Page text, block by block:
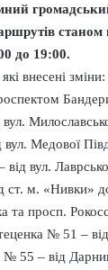
станом
до 19:00.
внесені
вул. Медової
вул.
ст. м. «Нивки»
та просп.
№ 51 –
55 – від